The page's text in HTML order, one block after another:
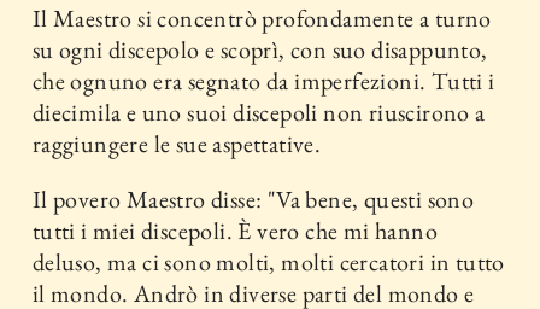
Il Maestro si concentrò profondamente a turno
su ogni discepolo e scoprì, con suo disappunto,
che ognuno era segnato da imperfezioni. Tutti i
diecimila e uno suoi discepoli non riuscirono a
raggiungere le sue aspettative.
Il povero Maestro disse: "Va bene, questi sono
tutti i miei discepoli. È vero che mi hanno
deluso, ma ci sono molti, molti cercatori in tutto
il mondo. Andrò in diverse parti del mondo e